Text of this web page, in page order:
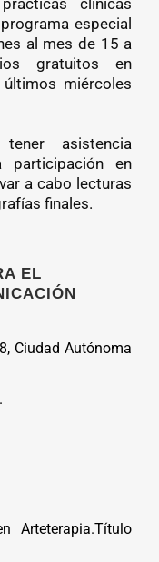
especial
al mes de 15 a
gratuitos en
miércoles
tener asistencia
participación en
a cabo lecturas
finales.
EL
Ciudad Autónoma
Arteterapia.Título